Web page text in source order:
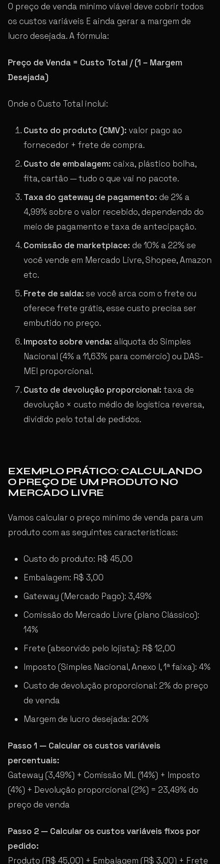
O preço de venda mínimo viável deve cobrir todos
os custos variáveis E ainda gerar a margem de
lucro desejada. A fórmula:
Preço de Venda = Custo Total / (1 – Margem
Desejada)
Onde o Custo Total inclui:
Custo do produto (CMV): valor pago ao
fornecedor + frete de compra.
Custo de embalagem: caixa, plástico bolha,
fita, cartão — tudo o que vai no pacote.
Taxa do gateway de pagamento: de 2% a
4,99% sobre o valor recebido, dependendo do
meio de pagamento e taxa de antecipação.
Comissão de marketplace: de 10% a 22% se
você vende em Mercado Livre, Shopee, Amazon
etc.
Frete de saída: se você arca com o frete ou
oferece frete grátis, esse custo precisa ser
embutido no preço.
Imposto sobre venda: alíquota do Simples
Nacional (4% a 11,63% para comércio) ou DAS-
MEI proporcional.
Custo de devolução proporcional: taxa de
devolução × custo médio de logística reversa,
dividido pelo total de pedidos.
EXEMPLO PRÁTICO: CALCULANDO
O PREÇO DE UM PRODUTO NO
MERCADO LIVRE
Vamos calcular o preço mínimo de venda para um
produto com as seguintes características:
Custo do produto: R$ 45,00
Embalagem: R$ 3,00
Gateway (Mercado Pago): 3,49%
Comissão do Mercado Livre (plano Clássico):
14%
Frete (absorvido pelo lojista): R$ 12,00
Imposto (Simples Nacional, Anexo I, 1ª faixa): 4%
Custo de devolução proporcional: 2% do preço
de venda
Margem de lucro desejada: 20%
Passo 1 — Calcular os custos variáveis
percentuais:
Gateway (3,49%) + Comissão ML (14%) + Imposto
(4%) + Devolução proporcional (2%) = 23,49% do
preço de venda
Passo 2 — Calcular os custos variáveis fixos por
pedido:
Produto (R$ 45,00) + Embalagem (R$ 3,00) + Frete